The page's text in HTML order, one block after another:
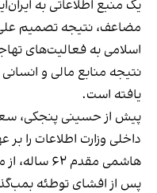
یک منبع اطلاعاتی به
مضاعف، نتیجه تصمیم
اسلامی به فعالیت‌های
نتیجه منابع مالی و
یافته است.
پیش از حسینی پنجکی،
داخلی وزارت اطلاعات را
هاشمی مقدم
پس از افشای توطئه